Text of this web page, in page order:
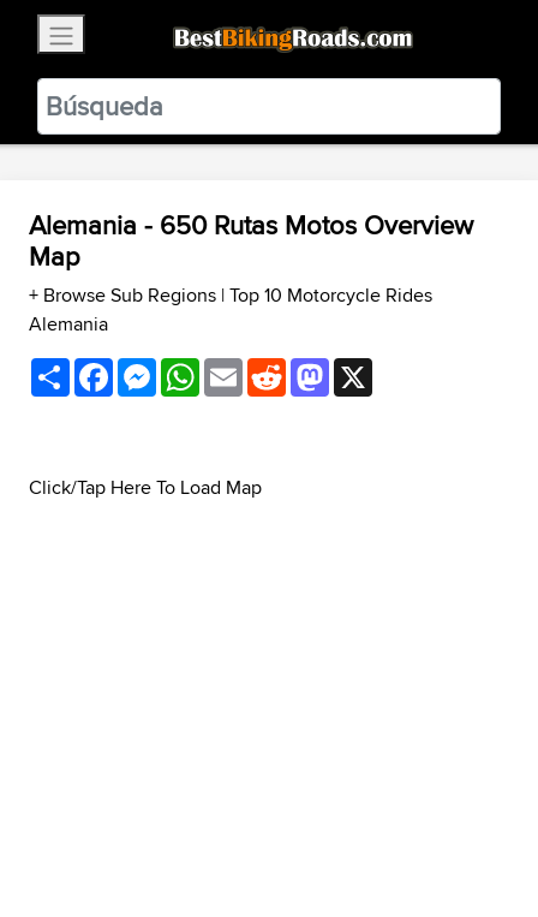
BestBikingRoads
Static Motion3.99 - In Google Play
VIEW
Alemania - 650 Rutas Motos Overview
Map
+ Browse Sub Regions |Top 10 Motorcycle Rides
Alemania
ShareFacebookMessenger
WhatsApp
EmailRedditMastodon
Click/Tap Here To Load Map